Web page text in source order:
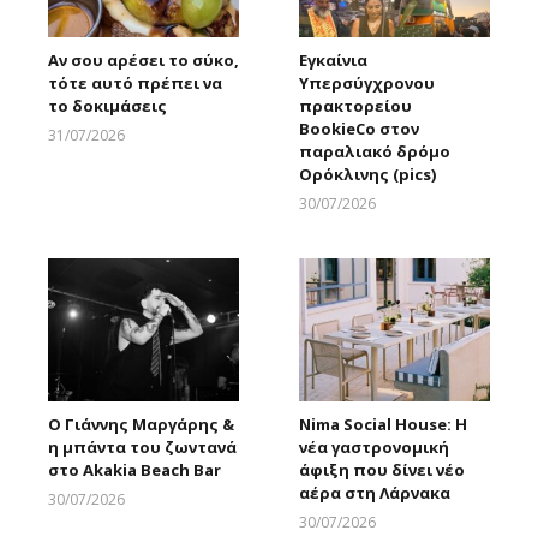
Αν σου αρέσει το σύκο,
τότε αυτό πρέπει να
το δοκιμάσεις
31/07/2026
Εγκαίνια
Υπερσύγχρονου
πρακτορείου
BookieCo στον
παραλιακό δρόμο
Ορόκλινης (pics)
30/07/2026
Ο Γιάννης Μαργάρης &
η μπάντα του ζωντανά
στο Akakia Beach Bar
30/07/2026
Nima Social House: Η
νέα γαστρονομική
άφιξη που δίνει νέο
αέρα στη Λάρνακα
30/07/2026